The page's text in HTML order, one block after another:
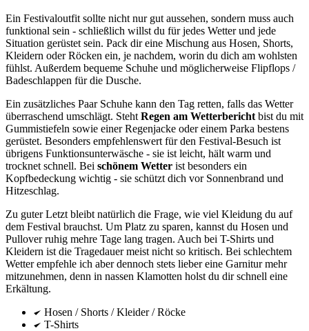
Ein Festivaloutfit sollte nicht nur gut aussehen, sondern muss auch
funktional sein - schließlich willst du für jedes Wetter und jede
Situation gerüstet sein. Pack dir eine Mischung aus Hosen, Shorts,
Kleidern oder Röcken ein, je nachdem, worin du dich am wohlsten
fühlst. Außerdem bequeme Schuhe und möglicherweise Flipflops /
Badeschlappen für die Dusche.
Ein zusätzliches Paar Schuhe kann den Tag retten, falls das Wetter
überraschend umschlägt. StehtRegen am Wetterberichtbist du mit
Gummistiefeln sowie einer Regenjacke oder einem Parka bestens
gerüstet. Besonders empfehlenswert für den Festival-Besuch ist
übrigens Funktionsunterwäsche - sie ist leicht, hält warm und
trocknet schnell. Bei schönem Wetter ist besonders ein
Kopfbedeckung wichtig - sie schützt dich vor Sonnenbrand und
Hitzeschlag.
Zu guter Letzt bleibt natürlich die Frage, wie viel Kleidung du auf
dem Festival brauchst. Um Platz zu sparen, kannst du Hosen und
Pullover ruhig mehre Tage lang tragen. Auch bei T-Shirts und
Kleidern ist die Tragedauer meist nicht so kritisch. Bei schlechtem
Wetter empfehle ich aber dennoch stets lieber eine Garnitur mehr
mitzunehmen, denn in nassen Klamotten holst du dir schnell eine
Erkältung.
Hosen / Shorts / Kleider / Röcke
T-Shirts